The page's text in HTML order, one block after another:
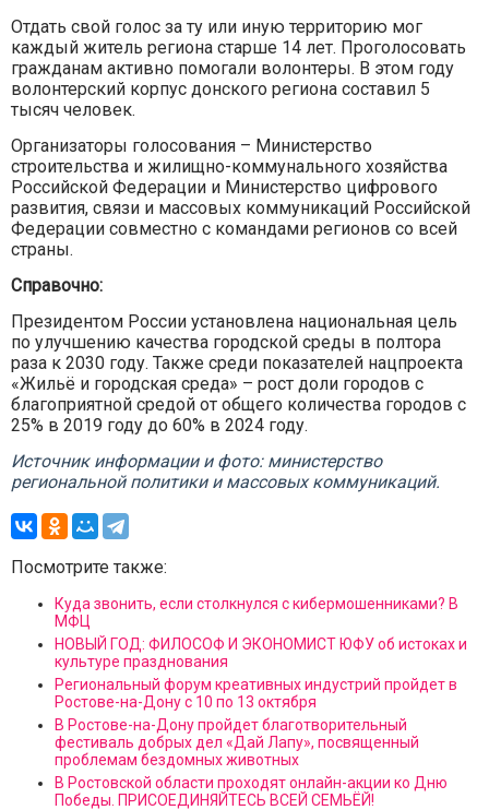
Отдать свой голос за ту или иную территорию мог
каждый житель региона старше 14 лет. Проголосовать
гражданам активно помогали волонтеры. В этом году
волонтерский корпус донского региона составил 5
тысяч человек.
Организаторы голосования – Министерство
строительства и жилищно-коммунального хозяйства
Российской Федерации и Министерство цифрового
развития, связи и массовых коммуникаций Российской
Федерации совместно с командами регионов со всей
страны.
Справочно:
Президентом России установлена национальная цель
по улучшению качества городской среды в полтора
раза к 2030 году. Также среди показателей нацпроекта
«Жильё и городская среда» – рост доли городов с
благоприятной средой от общего количества городов с
25% в 2019 году до 60% в 2024 году.
Источник информации и фото: министерство
региональной политики и массовых коммуникаций.
Посмотрите также:
Куда звонить, если столкнулся с кибермошенниками? В
МФЦ
НОВЫЙ ГОД: ФИЛОСОФ И ЭКОНОМИСТ ЮФУ об истоках и
культуре празднования
Региональный форум креативных индустрий пройдет в
Ростове-на-Дону с 10 по 13 октября
В Ростове-на-Дону пройдет благотворительный
фестиваль добрых дел «Дай Лапу», посвященный
проблемам бездомных животных
В Ростовской области проходят онлайн-акции ко Дню
Победы. ПРИСОЕДИНЯЙТЕСЬ ВСЕЙ СЕМЬЁЙ!